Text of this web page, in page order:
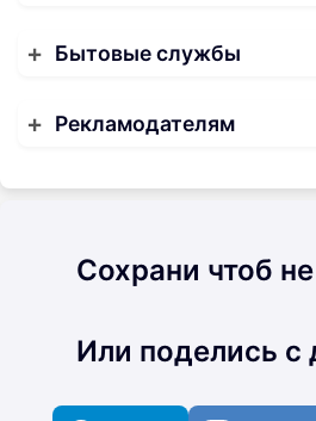
Бытовые службы
Рекламодателям
Сохрани чтоб
Или поделись с